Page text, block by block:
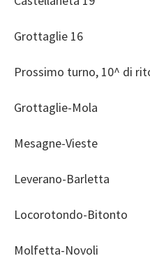
Grottaglie 16
Prossimo turno, 10^ di
Grottaglie-Mola
Mesagne-Vieste
Leverano-Barletta
Locorotondo-Bitonto
Molfetta-Novoli